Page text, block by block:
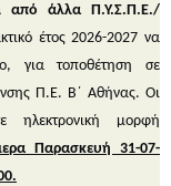
από άλλα Π.Υ.Σ.Π.Ε./
έτος 2026-2027 να
για τοποθέτηση σε
Π.Ε. Β΄ Αθήνας. Οι
ηλεκτρονική μορφή
Παρασκευή 31-07-